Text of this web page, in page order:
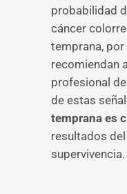
probabilidad
cáncer
temprana,
recomiendan
profesional
de estas
temprana es
resultados
supervivencia.